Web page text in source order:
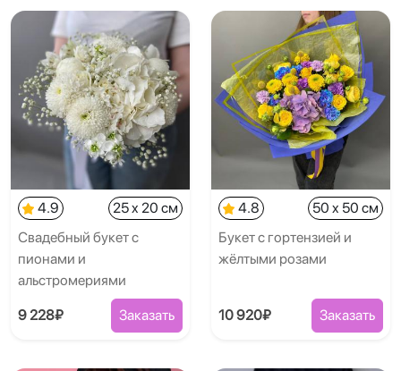
4.9
25 x 20 см
Свадебный букет с
пионами и
альстромериями
9 228₽ Заказать
4.8
50 x 50 см
Букет с гортензией и
жёлтыми розами
10 920₽ Заказать